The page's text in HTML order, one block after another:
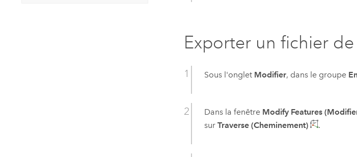
Exporter un fichier
Sous l'onglet Modifier, dans le groupe
Dans la fenêtre Modify Features
surTraverse (Cheminement) .